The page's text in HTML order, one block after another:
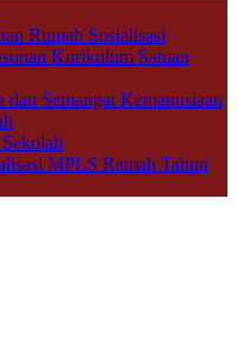
Rumah Sosialisasi
Kurikulum Satuan
Semangat Kemanusiaan
MPLS Ramah Tahun